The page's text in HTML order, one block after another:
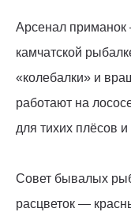
Арсенал приманок
камчатской
«колебалки» и
работают на
для тихих плёсов и
Совет бывалых
расцветок —